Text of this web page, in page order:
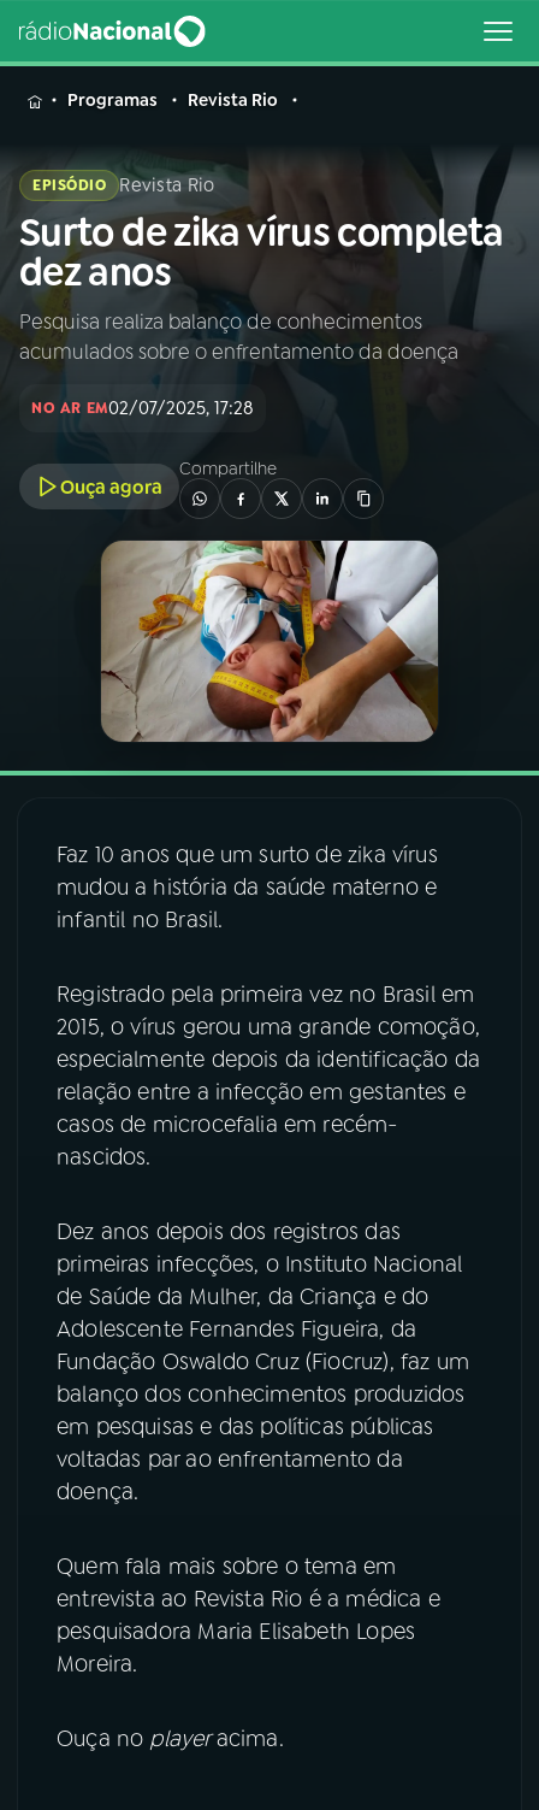
MENU
Buscar
na
Rádio
Nacional
Buscar
AO VIVO
INÍCIO
PROGRAMAÇÃO
PROGRAMAS
07ÚLTIMAS
08FESTIVAL DE MÚSICA
ACOMPANHE A RÁDIO NACIONAL
YouTube Facebook
TikTok
Programas Revista Rio
EPISÓDIO Revista Rio
Surto de zika vírus completa
dez anos
Pesquisa realiza balanço de conhecimentos
acumulados sobre o enfrentamento da doença
NO AR EM02/07/2025, 17:28
Ouça agora
Compartilhe
Faz 10 anos que um surto de zika vírus
mudou a história da saúde materno e
infantil no Brasil.
Registrado pela primeira vez no Brasil em
2015, o vírus gerou uma grande comoção,
especialmente depois da identificação da
relação entre a infecção em gestantes e
casos de microcefalia em recém-
nascidos.
Dez anos depois dos registros das
primeiras infecções, o Instituto Nacional
de Saúde da Mulher, da Criança e do
Adolescente Fernandes Figueira, da
Fundação Oswaldo Cruz (Fiocruz), faz um
balanço dos conhecimentos produzidos
em pesquisas e das políticas públicas
voltadas par ao enfrentamento da
doença.
Quem fala mais sobre o tema em
entrevista ao Revista Rio é a médica e
pesquisadora Maria Elisabeth Lopes
Moreira.
Ouça no playeracima.